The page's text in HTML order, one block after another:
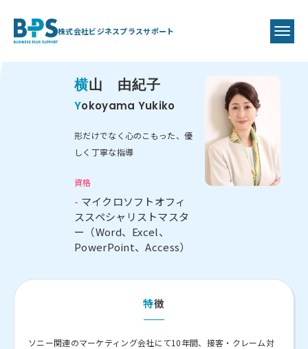
株式会社ビジネスプラスサポート
Instructor
横山 由紀子
Yokoyama Yukiko
形だけでなく心のこもった、優
しく丁寧な指導
資格
- マイクロソフトオフィ
ススペシャリストマスタ
ー（Word、Excel、
PowerPoint、Access）
特徴
ソニー関連のマーケティング会社にて10年間、接客・クレーム対